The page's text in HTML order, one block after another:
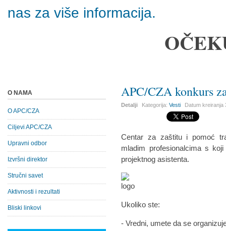
nas za više informacija.
APC/CZA konkurs
Detalji Kategorija:Vesti Datum kreiranja
Centar za zaštitu i pomoć
mladim profesionalcima s
projektnog asistenta.
Ukoliko ste:
- Vredni, umete da se
O NAMA
O APC/CZA
Ciljevi APC/CZA
Upravni odbor
Izvršni direktor
Stručni savet
Aktivnosti i rezultati
Bliski linkovi